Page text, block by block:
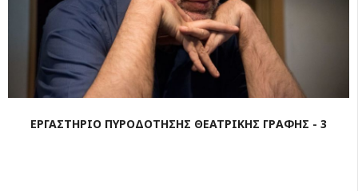
ΕΡΓΑΣΤΗΡΙΟ ΠΥΡΟΔΟΤΗΣΗΣ ΘΕΑΤΡΙΚΗΣ ΓΡΑΦΗΣ - 3